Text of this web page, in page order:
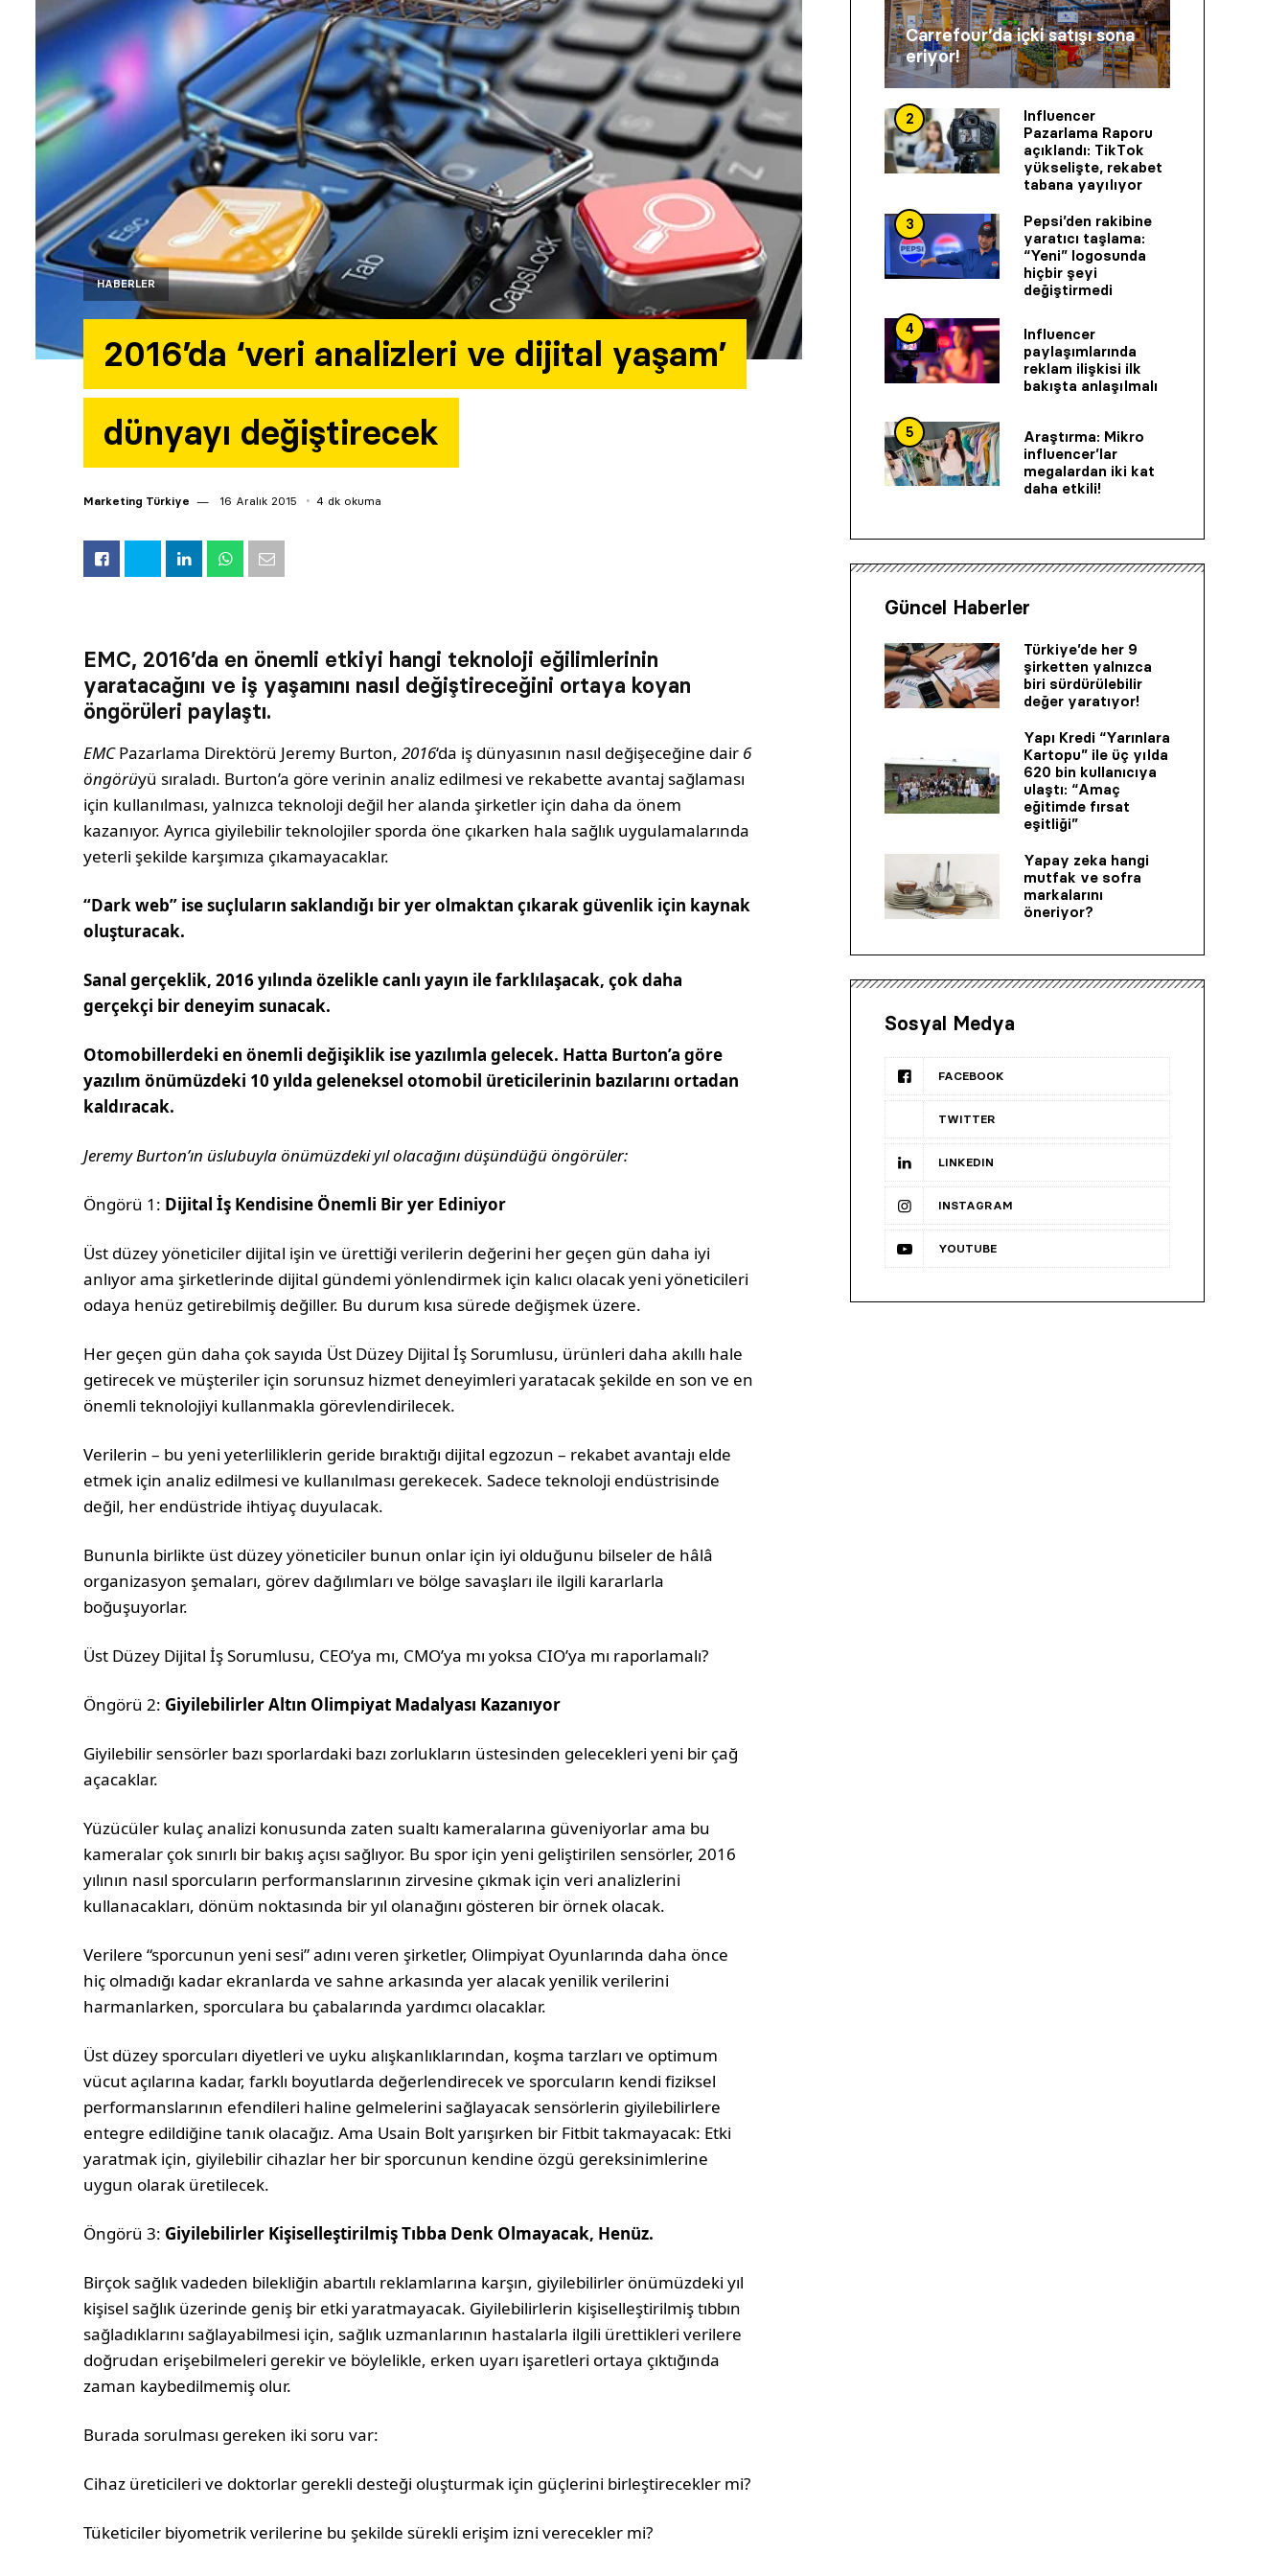
HABERLER
2016’da ‘veri analizleri ve dijital yaşam’
dünyayı değiştirecek
Marketing Türkiye 16 Aralık 2015 4 dk okuma
EMC, 2016’da en önemli etkiyi hangi teknoloji eğilimlerinin
yaratacağını ve iş yaşamını nasıl değiştireceğini ortaya koyan
öngörüleri paylaştı.
EMCPazarlama Direktörü Jeremy Burton,2016‘da iş dünyasının nasıl değişeceğine dair 6
öngörüyü sıraladı. Burton’a göre verinin analiz edilmesi ve rekabette avantaj sağlaması
için kullanılması, yalnızca teknoloji değil her alanda şirketler için daha da önem
kazanıyor. Ayrıca giyilebilir teknolojiler sporda öne çıkarken hala sağlık uygulamalarında
yeterli şekilde karşımıza çıkamayacaklar.
“Dark web” ise suçluların saklandığı bir yer olmaktan çıkarak güvenlik için kaynak
oluşturacak.
Sanal gerçeklik, 2016 yılında özelikle canlı yayın ile farklılaşacak, çok daha
gerçekçi bir deneyim sunacak.
Otomobillerdeki en önemli değişiklik ise yazılımla gelecek. Hatta Burton’a göre
yazılım önümüzdeki 10 yılda geleneksel otomobil üreticilerinin bazılarını ortadan
kaldıracak.
Jeremy Burton’ın üslubuyla önümüzdeki yıl olacağını düşündüğü öngörüler:
Öngörü 1: Dijital İş Kendisine Önemli Bir yer Ediniyor
Üst düzey yöneticiler dijital işin ve ürettiği verilerin değerini her geçen gün daha iyi
anlıyor ama şirketlerinde dijital gündemi yönlendirmek için kalıcı olacak yeni yöneticileri
odaya henüz getirebilmiş değiller. Bu durum kısa sürede değişmek üzere.
Her geçen gün daha çok sayıda Üst Düzey Dijital İş Sorumlusu, ürünleri daha akıllı hale
getirecek ve müşteriler için sorunsuz hizmet deneyimleri yaratacak şekilde en son ve en
önemli teknolojiyi kullanmakla görevlendirilecek.
Verilerin – bu yeni yeterliliklerin geride bıraktığı dijital egzozun – rekabet avantajı elde
etmek için analiz edilmesi ve kullanılması gerekecek. Sadece teknoloji endüstrisinde
değil, her endüstride ihtiyaç duyulacak.
Bununla birlikte üst düzey yöneticiler bunun onlar için iyi olduğunu bilseler de hâlâ
organizasyon şemaları, görev dağılımları ve bölge savaşları ile ilgili kararlarla
boğuşuyorlar.
Üst Düzey Dijital İş Sorumlusu, CEO’ya mı, CMO’ya mı yoksa CIO’ya mı raporlamalı?
Öngörü 2: Giyilebilirler Altın Olimpiyat Madalyası Kazanıyor
Giyilebilir sensörler bazı sporlardaki bazı zorlukların üstesinden gelecekleri yeni bir çağ
açacaklar.
Yüzücüler kulaç analizi konusunda zaten sualtı kameralarına güveniyorlar ama bu
kameralar çok sınırlı bir bakış açısı sağlıyor. Bu spor için yeni geliştirilen sensörler, 2016
yılının nasıl sporcuların performanslarının zirvesine çıkmak için veri analizlerini
kullanacakları, dönüm noktasında bir yıl olanağını gösteren bir örnek olacak.
Verilere “sporcunun yeni sesi” adını veren şirketler, Olimpiyat Oyunlarında daha önce
hiç olmadığı kadar ekranlarda ve sahne arkasında yer alacak yenilik verilerini
harmanlarken, sporculara bu çabalarında yardımcı olacaklar.
Üst düzey sporcuları diyetleri ve uyku alışkanlıklarından, koşma tarzları ve optimum
vücut açılarına kadar, farklı boyutlarda değerlendirecek ve sporcuların kendi fiziksel
performanslarının efendileri haline gelmelerini sağlayacak sensörlerin giyilebilirlere
entegre edildiğine tanık olacağız. Ama Usain Bolt yarışırken bir Fitbit takmayacak: Etki
yaratmak için, giyilebilir cihazlar her bir sporcunun kendine özgü gereksinimlerine
uygun olarak üretilecek.
Öngörü 3: Giyilebilirler Kişiselleştirilmiş Tıbba Denk Olmayacak, Henüz.
Birçok sağlık vadeden bilekliğin abartılı reklamlarına karşın, giyilebilirler önümüzdeki yıl
kişisel sağlık üzerinde geniş bir etki yaratmayacak. Giyilebilirlerin kişiselleştirilmiş tıbbın
sağladıklarını sağlayabilmesi için, sağlık uzmanlarının hastalarla ilgili ürettikleri verilere
doğrudan erişebilmeleri gerekir ve böylelikle, erken uyarı işaretleri ortaya çıktığında
zaman kaybedilmemiş olur.
Burada sorulması gereken iki soru var:
Cihaz üreticileri ve doktorlar gerekli desteği oluşturmak için güçlerini birleştirecekler mi?
Tüketiciler biyometrik verilerine bu şekilde sürekli erişim izni verecekler mi?
Carrefour’da içki satışı sona
eriyor!
2
Influencer
Pazarlama Raporu
açıklandı: TikTok
yükselişte, rekabet
tabana yayılıyor
3
Pepsi’den rakibine
yaratıcı taşlama:
“Yeni” logosunda
hiçbir şeyi
değiştirmedi
4
Influencer
paylaşımlarında
reklam ilişkisi ilk
bakışta anlaşılmalı
5
Araştırma: Mikro
influencer’lar
megalardan iki kat
daha etkili!
Güncel Haberler
Türkiye’de her 9
şirketten yalnızca
biri sürdürülebilir
değer yaratıyor!
Yapı Kredi “Yarınlara
Kartopu” ile üç yılda
620 bin kullanıcıya
ulaştı: “Amaç
eğitimde fırsat
eşitliği”
Yapay zeka hangi
mutfak ve sofra
markalarını
öneriyor?
Sosyal Medya
FACEBOOK
TWITTER
LINKEDIN
INSTAGRAM
YOUTUBE